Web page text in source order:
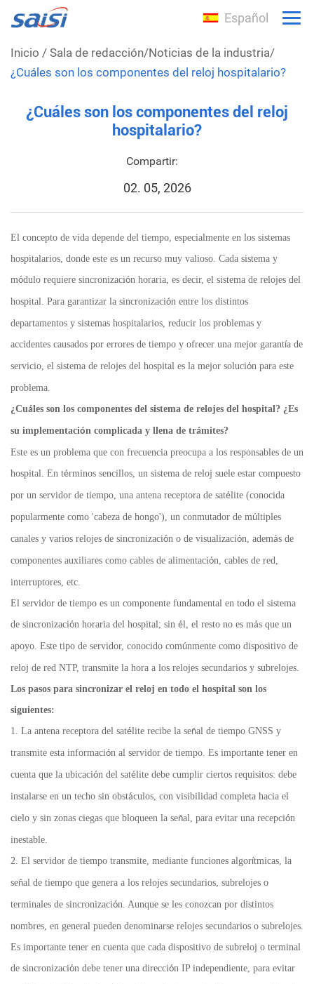
Español
Inicio / Sala de redacción/Noticias de la industria/
¿Cuáles son los componentes del reloj hospitalario?
¿Cuáles son los componentes del reloj
hospitalario?
Compartir:
02. 05, 2026
El concepto de vida depende del tiempo, especialmente en los sistemas
hospitalarios, donde este es un recurso muy valioso. Cada sistema y
módulo requiere sincronización horaria, es decir, el sistema de relojes del
hospital. Para garantizar la sincronización entre los distintos
departamentos y sistemas hospitalarios, reducir los problemas y
accidentes causados por errores de tiempo y ofrecer una mejor garantía de
servicio, el sistema de relojes del hospital es la mejor solución para este
problema.
¿Cuáles son los componentes del sistema de relojes del hospital? ¿Es
su implementación complicada y llena de trámites?
Este es un problema que con frecuencia preocupa a los responsables de un
hospital. En términos sencillos, un sistema de reloj suele estar compuesto
por un servidor de tiempo, una antena receptora de satélite (conocida
popularmente como 'cabeza de hongo'), un conmutador de múltiples
canales y varios relojes de sincronización o de visualización, además de
componentes auxiliares como cables de alimentación, cables de red,
interruptores, etc.
El servidor de tiempo es un componente fundamental en todo el sistema
de sincronización horaria del hospital; sin él, el resto no es más que un
apoyo. Este tipo de servidor, conocido comúnmente como dispositivo de
reloj de red NTP, transmite la hora a los relojes secundarios y subrelojes.
Los pasos para sincronizar el reloj en todo el hospital son los
siguientes:
1. La antena receptora del satélite recibe la señal de tiempo GNSS y
transmite esta información al servidor de tiempo. Es importante tener en
cuenta que la ubicación del satélite debe cumplir ciertos requisitos: debe
instalarse en un techo sin obstáculos, con visibilidad completa hacia el
cielo y sin zonas ciegas que bloqueen la señal, para evitar una recepción
inestable.
2. El servidor de tiempo transmite, mediante funciones algorítmicas, la
señal de tiempo que genera a los relojes secundarios, subrelojes o
terminales de sincronización. Aunque se les conozcan por distintos
nombres, en general pueden denominarse relojes secundarios o subrelojes.
Es importante tener en cuenta que cada dispositivo de subreloj o terminal
de sincronización debe tener una dirección IP independiente, para evitar